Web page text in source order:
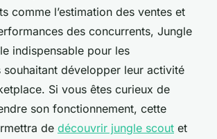
comme l’estimation des ventes et
des concurrents, Jungle
indispensable pour les
souhaitant développer leur activité
Si vous êtes curieux de
son fonctionnement, cette
de découvrir jungle scout et